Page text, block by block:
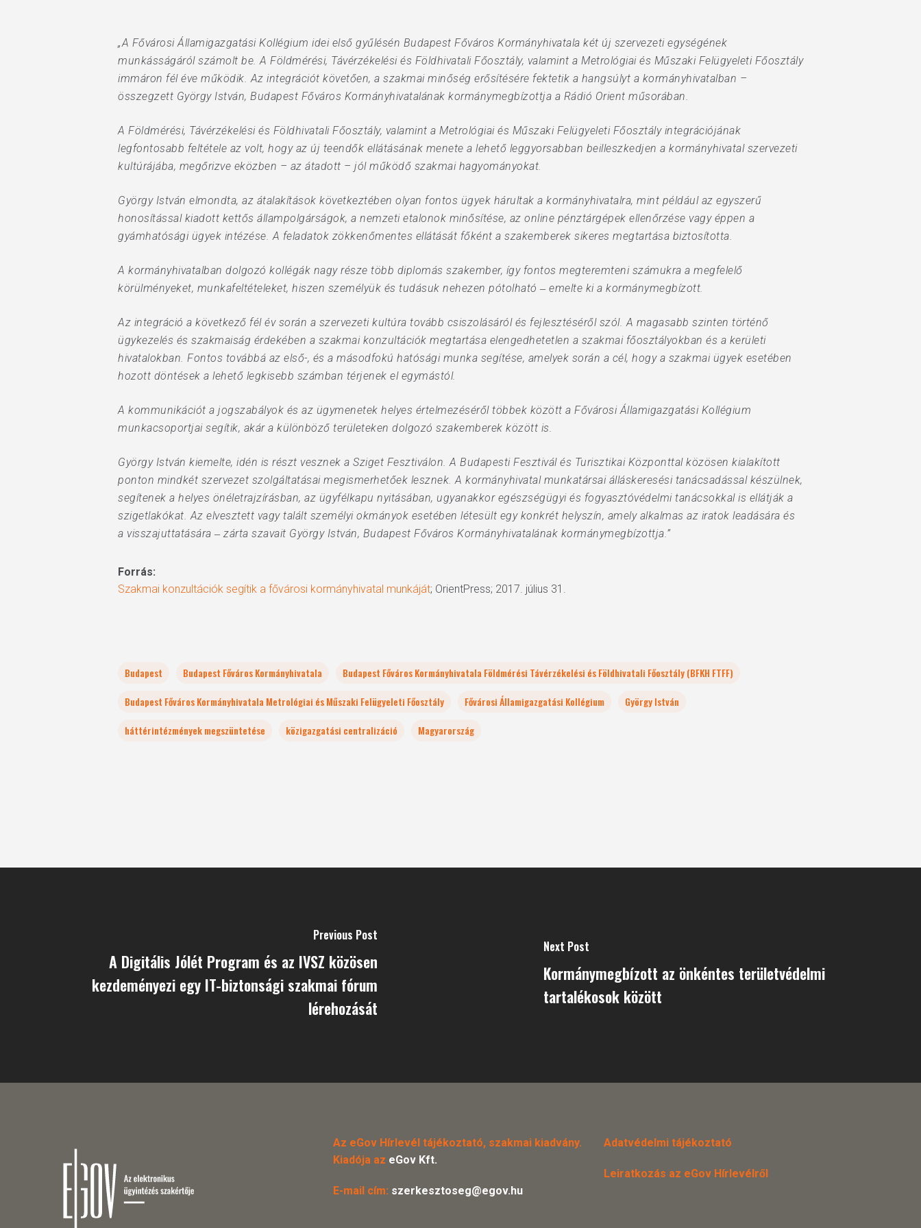
„A Fővárosi Államigazgatási Kollégium idei első gyűlésén Budapest Főváros Kormányhivatala két új szervezeti egységének
munkásságáról számolt be. A Földmérési, Távérzékelési és Földhivatali Főosztály, valamint a Metrológiai és Műszaki Felügyeleti Főosztály
immáron fél éve működik. Az integrációt követően, a szakmai minőség erősítésére fektetik a hangsúlyt a kormányhivatalban –
összegzett György István, Budapest Főváros Kormányhivatalának kormánymegbízottja a Rádió Orient műsorában.
A Földmérési, Távérzékelési és Földhivatali Főosztály, valamint a Metrológiai és Műszaki Felügyeleti Főosztály integrációjának
legfontosabb feltétele az volt, hogy az új teendők ellátásának menete a lehető leggyorsabban beilleszkedjen a kormányhivatal szervezeti
kultúrájába, megőrizve eközben – az átadott – jól működő szakmai hagyományokat.
György István elmondta, az átalakítások következtében olyan fontos ügyek hárultak a kormányhivatalra, mint például az egyszerű
honosítással kiadott kettős állampolgárságok, a nemzeti etalonok minősítése, az online pénztárgépek ellenőrzése vagy éppen a
gyámhatósági ügyek intézése. A feladatok zökkenőmentes ellátását főként a szakemberek sikeres megtartása biztosította.
A kormányhivatalban dolgozó kollégák nagy része több diplomás szakember, így fontos megteremteni számukra a megfelelő
körülményeket, munkafeltételeket, hiszen személyük és tudásuk nehezen pótolható ‒ emelte ki a kormánymegbízott.
Az integráció a következő fél év során a szervezeti kultúra tovább csiszolásáról és fejlesztéséről szól. A magasabb szinten történő
ügykezelés és szakmaiság érdekében a szakmai konzultációk megtartása elengedhetetlen a szakmai főosztályokban és a kerületi
hivatalokban. Fontos továbbá az első-, és a másodfokú hatósági munka segítése, amelyek során a cél, hogy a szakmai ügyek esetében
hozott döntések a lehető legkisebb számban térjenek el egymástól.
A kommunikációt a jogszabályok és az ügymenetek helyes értelmezéséről többek között a Fővárosi Államigazgatási Kollégium
munkacsoportjai segítik, akár a különböző területeken dolgozó szakemberek között is.
György István kiemelte, idén is részt vesznek a Sziget Fesztiválon. A Budapesti Fesztivál és Turisztikai Központtal közösen kialakított
ponton mindkét szervezet szolgáltatásai megismerhetőek lesznek. A kormányhivatal munkatársai álláskeresési tanácsadással készülnek,
segítenek a helyes önéletrajzírásban, az ügyfélkapu nyitásában, ugyanakkor egészségügyi és fogyasztóvédelmi tanácsokkal is ellátják a
szigetlakókat. Az elvesztett vagy talált személyi okmányok esetében létesült egy konkrét helyszín, amely alkalmas az iratok leadására és
a visszajuttatására ‒ zárta szavait György István, Budapest Főváros Kormányhivatalának kormánymegbízottja.”
Forrás:
Szakmai konzultációk segítik a fővárosi kormányhivatal munkáját; OrientPress; 2017. július 31.
Budapest Budapest Főváros Kormányhivatala
Budapest Főváros Kormányhivatala Földmérési Távérzékelési és Földhivatali Főosztály (BFKH FTFF)
Budapest Főváros Kormányhivatala Metrológiai és Műszaki Felügyeleti Főosztály
Fővárosi Államigazgatási Kollégium
György István
háttérintézmények megszüntetése
közigazgatási centralizáció Magyarország
Previous Post
A Digitális Jólét Program és az IVSZ közösen
kezdeményezi egy IT-biztonsági szakmai fórum
lérehozását
Next Post
Kormánymegbízott az önkéntes területvédelmi
tartalékosok között
Az eGov Hírlevél tájékoztató, szakmai kiadvány.
Kiadója az eGov Kft.
E-mail cím: szerkesztoseg@egov.hu
Adatvédelmi tájékoztató
Leiratkozás az eGov Hírlevélről